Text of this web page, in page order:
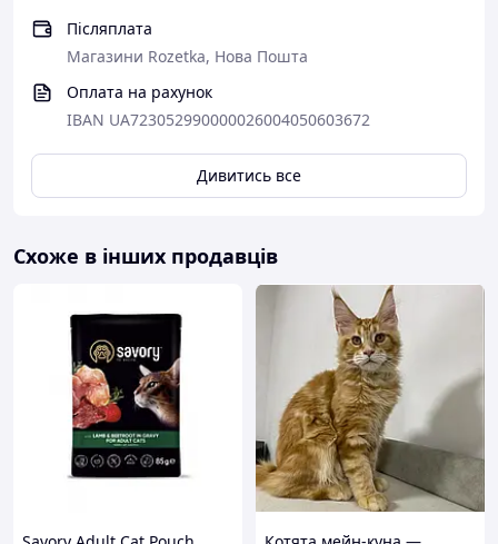
Післяплата
Магазини Rozetka, Нова Пошта
Оплата на рахунок
IBAN UA723052990000026004050603672
Дивитись все
Схоже в інших продавців